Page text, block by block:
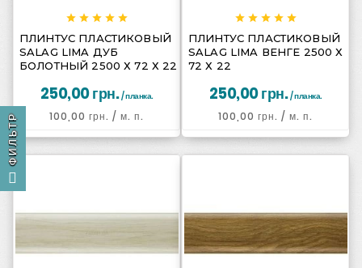
  
    
ПЛИНТУС ПЛАСТИКОВЫЙ
SALAG LIMA ДУБ
БОЛОТНЫЙ 2500 Х 72 Х 22
250,00 грн. / планка.
100,00 грн. / м. п.
  
    
ПЛИНТУС ПЛАСТИКОВЫЙ
SALAG LIMA ВЕНГЕ 2500 Х
72 Х 22
250,00 грн. / планка.
100,00 грн. / м. п.
ФИЛЬТР